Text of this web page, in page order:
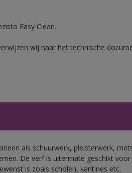
Easy Clean.
wij naar het technische
als schuurwerk, pleisterwerk,
De verf is uitermate geschikt
is zoals scholen, kantines etc.